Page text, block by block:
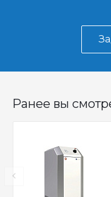
Ранее вы